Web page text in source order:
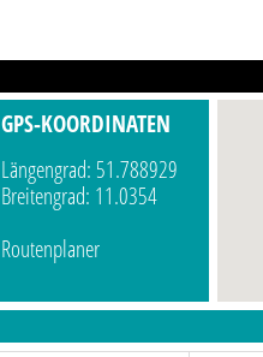
GPS-KOORDINATEN
Längengrad: 51.788929
Breitengrad: 11.0354
Routenplaner